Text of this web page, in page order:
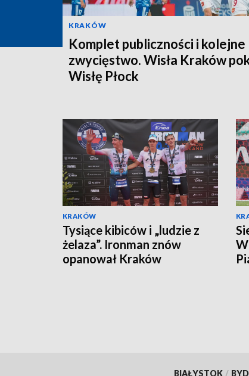
KRAKÓW
Komplet publiczności i kolejne
zwycięstwo. Wisła Kraków
Wisłę Płock
KRAKÓW
Tysiące kibiców i „ludzie z
żelaza”. Ironman znów
opanował Kraków
BIAŁYSTOK /